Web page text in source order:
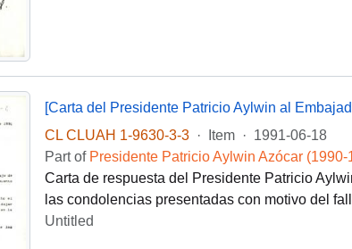
[Carta del Presidente Patricio Aylwin al
CL CLUAH 1-9630-3-3
· Item · 1991-06-18
Part of Presidente Patricio Aylwin Azócar (1990-
Carta de respuesta del Presidente Patricio
las condolencias presentadas con motivo del
Untitled